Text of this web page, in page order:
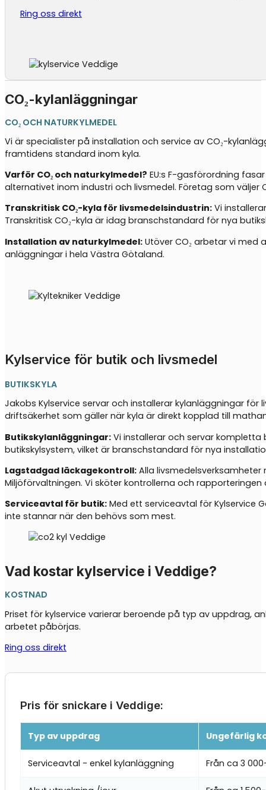
Ring oss direkt
CO₂-kylanläggningar
CO₂ OCH NATURKYLMEDEL
Vi är specialister på installation och service av CO₂-
framtidens standard inom kyla.
Varför CO₂ och naturkylmedel? EU:s F-gasförordning
alternativet inom industri och livsmedel. Företag som
Transkritisk CO₂-kyla för livsmedelsindustrin: Vi
Transkritisk CO₂-kyla är idag branschstandard för nya
Installation av naturkylmedel: Utöver CO₂ arbetar vi med
anläggningar i hela Västra Götaland.
Kylservice för butik och livsmedel
BUTIKSKYLA
Jakobs Kylservice servar och installerar kylanläggningar
driftsäkerhet som gäller när kyla är direkt kopplad till
Butikskylanläggningar: Vi installerar och servar
butikskylsystem, vilket är branschstandard för nya
Lagstadgad läckagekontroll: Alla
Miljöförvaltningen. Vi sköter kontrollerna och
Serviceavtal för butik: Med ett serviceavtal för Kylservice
inte stannar när den behövs som mest.
Vad kostar kylservice i Veddige?
KOSTNAD
Priset för kylservice varierar beroende på typ av uppdrag,
arbetet påbörjas.
Ring oss direkt
Pris för snickare i Veddige:
Typ av uppdrag Ungefärlig
Serviceavtal - enkel kylanläggning Från ca 3